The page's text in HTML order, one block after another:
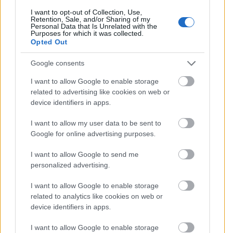
I want to opt-out of Collection, Use,
Retention, Sale, and/or Sharing of my
Personal Data that Is Unrelated with the
Purposes for which it was collected.
Opted Out
Google consents
I want to allow Google to enable storage
related to advertising like cookies on web or
device identifiers in apps.
I want to allow my user data to be sent to
Google for online advertising purposes.
I want to allow Google to send me
personalized advertising.
I want to allow Google to enable storage
related to analytics like cookies on web or
device identifiers in apps.
I want to allow Google to enable storage